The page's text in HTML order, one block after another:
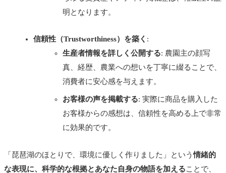
明となります。
信頼性（Trustworthiness）を築く :
生産者情報を詳しく公開する: 農園主の顔写
真、経歴、農業への想いを丁寧に綴ることで、
消費者に安心感を与えます。
お客様の声を掲載する: 実際に商品を購入した
お客様からの感想は、信頼性を高める上で非常
に効果的です。
「琵琶湖のほとりで、環境に優しく作りました」という情緒的
な表現に、科学的な根拠とあなた自身の物語を加えることで、